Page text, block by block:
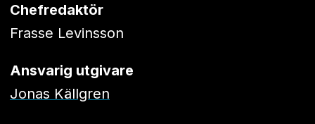
Chefredaktör
Frasse Levinsson
Ansvarig utgivare
Jonas Källgren